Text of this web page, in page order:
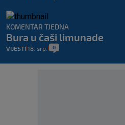
KOMENTAR TJEDNA
Bura u čaši limunade
VIJESTI 18. srp. 0